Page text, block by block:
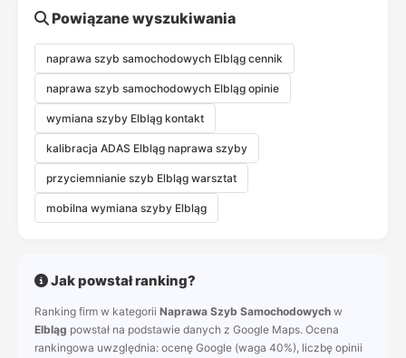
Powiązane wyszukiwania
naprawa szyb samochodowych Elbląg cennik
naprawa szyb samochodowych Elbląg opinie
wymiana szyby Elbląg kontakt
kalibracja ADAS Elbląg naprawa szyby
przyciemnianie szyb Elbląg warsztat
mobilna wymiana szyby Elbląg
Jak powstał ranking?
Ranking firm w kategorii Naprawa Szyb Samochodowych w
Elbląg powstał na podstawie danych z Google Maps. Ocena
rankingowa uwzględnia: ocenę Google (waga 40%), liczbę opinii